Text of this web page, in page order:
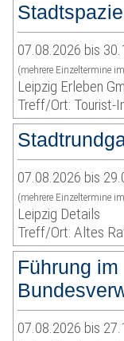
07.08.2026 bis
(mehrere Einzeltermine
Leipzig Erleben
Treff/Ort: Tourist-
07.08.2026 bis
(mehrere Einzeltermine
Leipzig Details
Treff/Ort: Altes
Führung im
07.08.2026 bis